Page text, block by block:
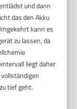
und dann
das den Akku
kann es
zu lassen, da
liegt daher
tief geht.